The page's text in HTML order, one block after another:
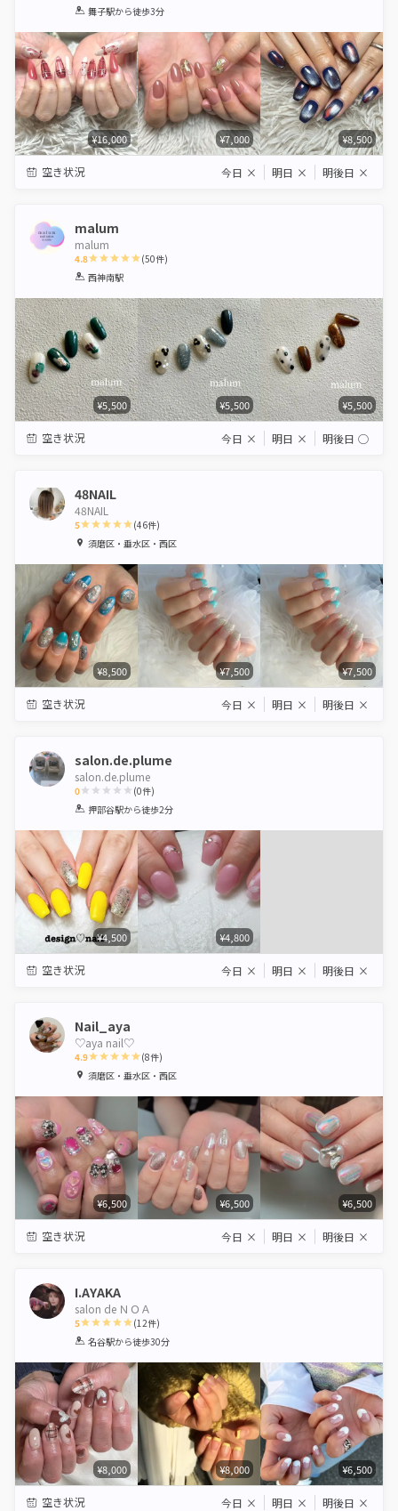
1 2 3 4 5
舞子駅から徒歩3分
¥16,000 ¥7,000 ¥8,500
空き状況 今日 × 明日 × 明後日 ×
malum
malum
4.8
1 2 3 4
(50件)
西神南駅
¥5,500 ¥5,500 ¥5,500
空き状況 今日 × 明日 × 明後日 ◯
48NAIL
48NAIL
5
1 2 3 4 5
(46件)
須磨区・垂水区・西区
¥8,500 ¥7,500 ¥7,500
空き状況 今日 × 明日 × 明後日 ×
salon.de.plume
salon.de.plume
0
1 2 3 4 5
(0件)
押部谷駅から徒歩2分
¥4,500 ¥4,800
空き状況 今日 × 明日 × 明後日 ×
Nail_aya
♡aya nail♡
4.9
1 2 3 4 5
(8件)
須磨区・垂水区・西区
¥6,500 ¥6,500 ¥6,500
空き状況 今日 × 明日 × 明後日 ×
I.AYAKA
salon de ＮＯＡ
5
1 2 3 4 5
(12件)
名谷駅から徒歩30分
¥8,000 ¥8,000 ¥6,500
空き状況 今日 × 明日 × 明後日 ×